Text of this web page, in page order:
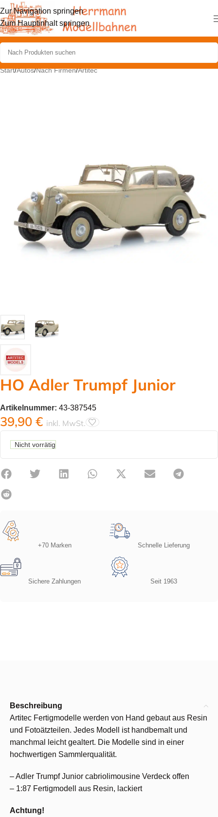
Zur Navigation springen
Zum Hauptinhalt springen
Start/Autos/Nach Firmen/Artitec
HO Adler Trumpf Junior
Artikelnummer: 43-387545
39,90 € inkl. MwSt.
Nicht vorrätig
+70 Marken Schnelle Lieferung
Sichere Zahlungen Seit 1963
Beschreibung
Artitec Fertigmodelle werden von Hand gebaut aus Resin
und Fotoätzteilen. Jedes Modell ist handbemalt und
manchmal leicht gealtert. Die Modelle sind in einer
hochwertigen Sammlerqualität.
– Adler Trumpf Junior cabriolimousine Verdeck offen
– 1:87 Fertigmodell aus Resin, lackiert
Achtung!